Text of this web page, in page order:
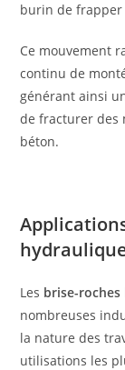
burin de frapper
Ce mouvement
continu de
générant ainsi
de fracturer des
béton.
Les brise-
nombreuses
la nature des
utilisations les